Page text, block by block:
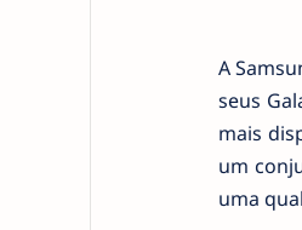
A
seus
mais
um
uma